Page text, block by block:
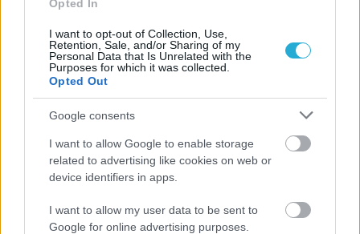
Opted In
I want to opt-out of Collection, Use,
Retention, Sale, and/or Sharing of my
Personal Data that Is Unrelated with the
Purposes for which it was collected.
Opted Out
Google consents
I want to allow Google to enable storage
related to advertising like cookies on web or
device identifiers in apps.
I want to allow my user data to be sent to
Google for online advertising purposes.
ΡΟΗ ΕΙΔΗΣΕΩΝ
08/08/2026
παρουσία των Εθνικών ομάδων